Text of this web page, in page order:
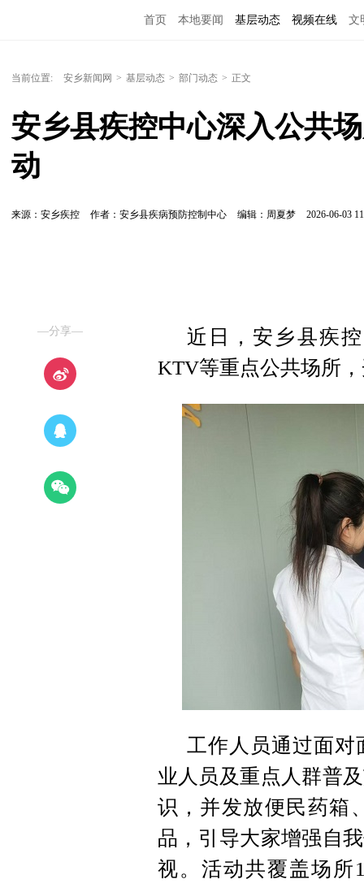
首页 本地要闻 基层动态 视频在线 文
当前位置: 安乡新闻网 > 基层动态 > 部门动态 > 正文
安乡县疾控中心深入公共
动
来源：安乡疾控 作者：安乡县疾病预防控制中心 编辑：周夏梦 2026-06-03
—分享—
近日，安乡县疾
KTV等重点公共场所
工作人员通过面对
业人员及重点人群普
识，并发放便民药箱
品，引导大家增强自
视。活动共覆盖场所